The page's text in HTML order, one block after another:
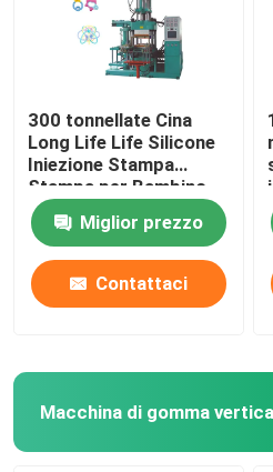
300 tonnellate Cina
Long Life Life Silicone
Iniezione Stampa
Stampa per Bambino
Teething Teether
giocattoliMiglior prezzo
Contattaci